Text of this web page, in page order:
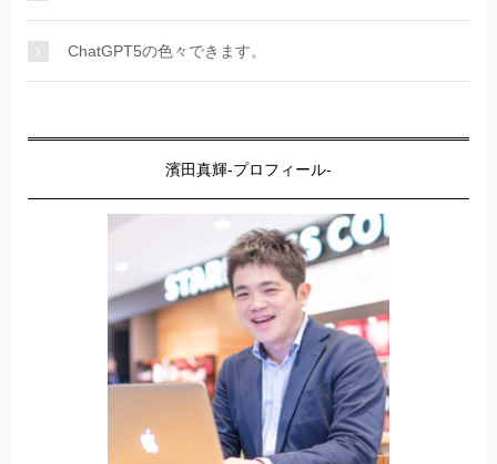
ChatGPT5の色々できます。
濱田真輝-プロフィール-